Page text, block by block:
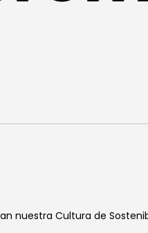
nuestra Cultura de